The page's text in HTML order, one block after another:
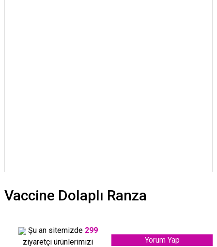
Vaccine Dolaplı Ranza
Şu an sitemizde 299
ziyaretçi ürünlerimizi
Yorum Yap